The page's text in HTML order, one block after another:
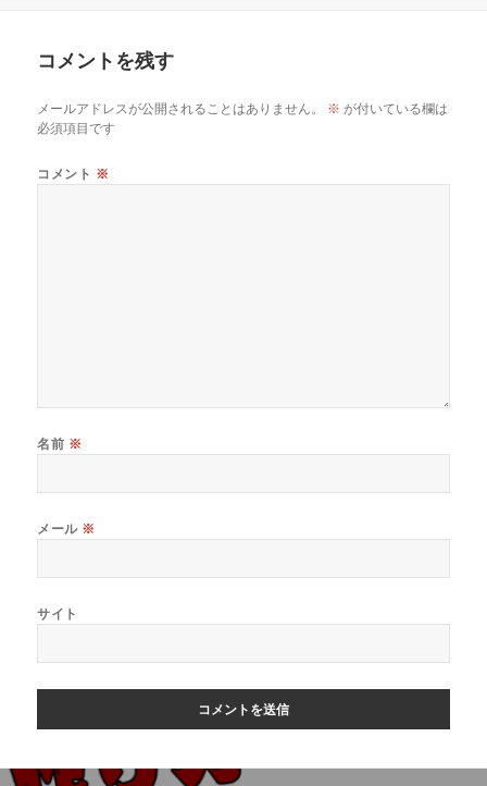
コメントを残す
メールアドレスが公開されることはありません。 ※ が付いている欄は
必須項目です
コメント ※
名前 ※
メール ※
サイト
投